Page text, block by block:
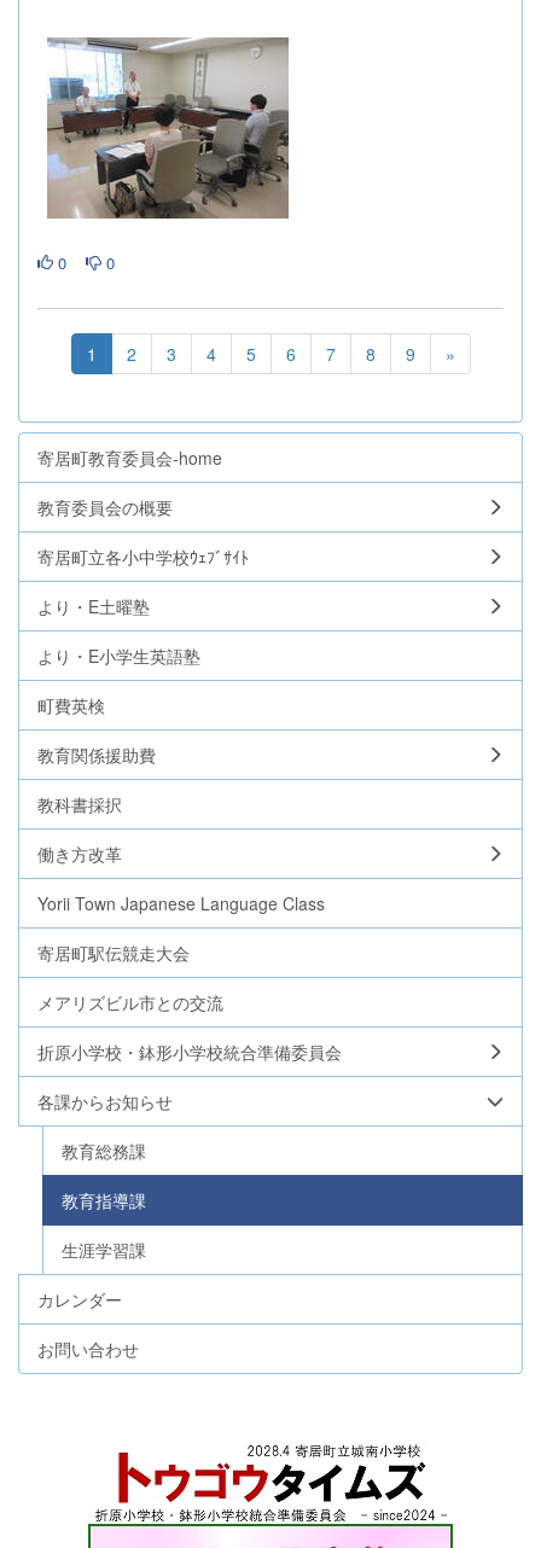
0 0
1 2 3 4 5 6 7 8 9 »
寄居町教育委員会-home
教育委員会の概要
寄居町立各小中学校ｳｪﾌﾞｻｲﾄ
より・E土曜塾
より・E小学生英語塾
町費英検
教育関係援助費
教科書採択
働き方改革
Yorii Town Japanese Language Class
寄居町駅伝競走大会
メアリズビル市との交流
折原小学校・鉢形小学校統合準備委員会
各課からお知らせ
教育総務課
教育指導課
生涯学習課
カレンダー
お問い合わせ